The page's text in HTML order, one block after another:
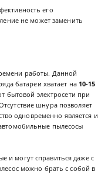
его
не может заменить
работы. Данной
батареи хватает на 10-15
бытовой электросети при
шнура позволяет
одновременно является и
пылесосы
и могут справиться даже с
можно брать с собой в